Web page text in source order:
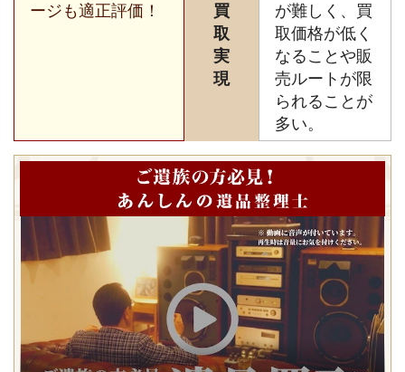
ージも適正評価！
買
取
実
現
が難しく、買
取価格が低く
なることや販
売ルートが限
られることが
多い。